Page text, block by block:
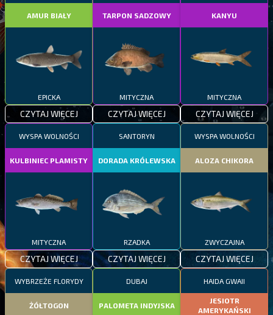
AMUR BIAŁY
EPICKA
CZYTAJ WIĘCEJ
TARPON SADZOWY
MITYCZNA
CZYTAJ WIĘCEJ
KANYU
MITYCZNA
CZYTAJ WIĘCEJ
WYSPA WOLNOŚCI
KULBINIEC PLAMISTY
MITYCZNA
CZYTAJ WIĘCEJ
SANTORYN
DORADA KRÓLEWSKA
RZADKA
CZYTAJ WIĘCEJ
WYSPA WOLNOŚCI
ALOZA CHIKORA
ZWYCZAJNA
CZYTAJ WIĘCEJ
WYBRZEŻE FLORYDY
ŻÓŁTOGON
DUBAJ
PALOMETA INDYJSKA
HAIDA GWAII
JESIOTR
AMERYKAŃSKI